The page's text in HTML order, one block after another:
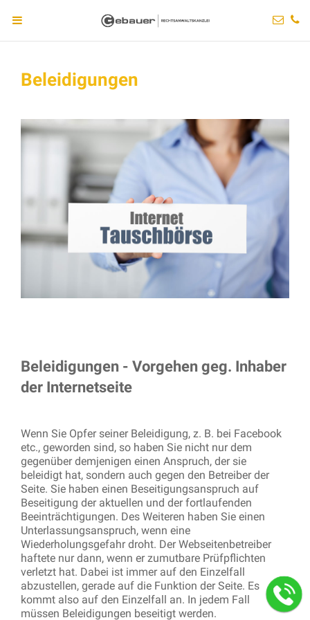
Beleidigungen
Beleidigungen - Vorgehen geg. Inhaber
der Internetseite
Wenn Sie Opfer seiner Beleidigung, z. B. bei Facebook
etc., geworden sind, so haben Sie nicht nur dem
gegenüber demjenigen einen Anspruch, der sie
beleidigt hat, sondern auch gegen den Betreiber der
Seite. Sie haben einen Beseitigungsanspruch auf
Beseitigung der aktuellen und der fortlaufenden
Beeinträchtigungen. Des Weiteren haben Sie einen
Unterlassungsanspruch, wenn eine
Wiederholungsgefahr droht. Der Webseitenbetreiber
haftete nur dann, wenn er zumutbare Prüfpflichten
verletzt hat. Dabei ist immer auf den Einzelfall
abzustellen, gerade auf die Funktion der Seite. Es
kommt also auf den Einzelfall an. In jedem Fall
müssen Beleidigungen beseitigt werden.